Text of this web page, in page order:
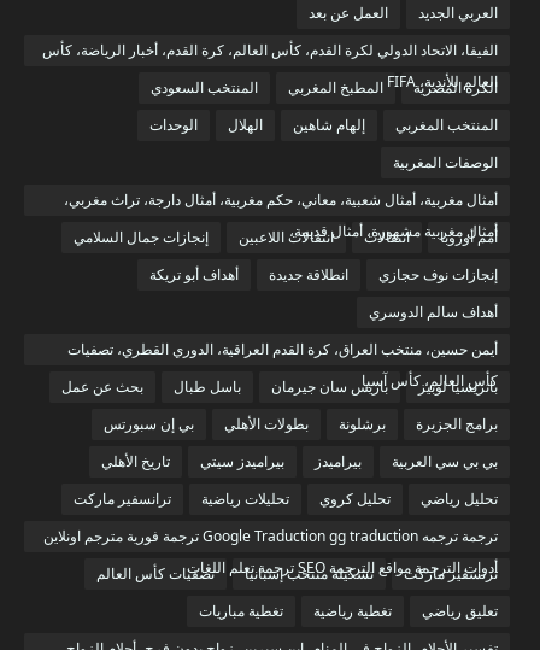
العربي الجديد
العمل عن بعد
الفيفا، الاتحاد الدولي لكرة القدم، كأس العالم، كرة القدم، أخبار الرياضة، كأس
العالم للأندية، FIFA
الكرة المصرية المطبخ المغربي
المنتخب السعودي
المنتخب المغربي
إلهام شاهين الهلال
الوحدات
الوصفات المغربية
أمثال مغربية، أمثال شعبية، معاني، حكم مغربية، أمثال دارجة، تراث مغربي،
أمثال مغربية مشهورة، أمثال قديمة،
أمم أوروبا انتقالات انتقالات اللاعبين
إنجازات جمال السلامي
إنجازات نوف حجازي
انطلاقة جديدة
أهداف أبو تريكة
أهداف سالم الدوسري
أيمن حسين، منتخب العراق، كرة القدم العراقية، الدوري القطري، تصفيات
كأس العالم، كأس آسيا
باتريسيا لوبيز باريس سان جيرمان باسل طبال
بحث عن عمل
برامج الجزيرة
برشلونة بطولات الأهلي
بي إن سبورتس
بي بي سي العربية
بيراميدز بيراميدز سيتي
تاريخ الأهلي
تحليل رياضي
تحليل كروي تحليلات رياضية
ترانسفير ماركت
ترجمة ترجمه Google Traduction gg traduction ترجمة فورية مترجم اونلاين
أدوات الترجمة مواقع الترجمة SEO ترجمة تعلم اللغات
ترنسفير ماركت تشكيلة منتخب إسبانيا
تصفيات كأس العالم
تعليق رياضي
تغطية رياضية
تغطية مباريات